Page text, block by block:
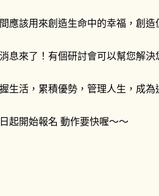
應該用來創造生命中的幸福，創
息來了！有個研討會可以幫您解決
生活，累積優勢，管理人生，成為
起開始報名 動作要快喔～～